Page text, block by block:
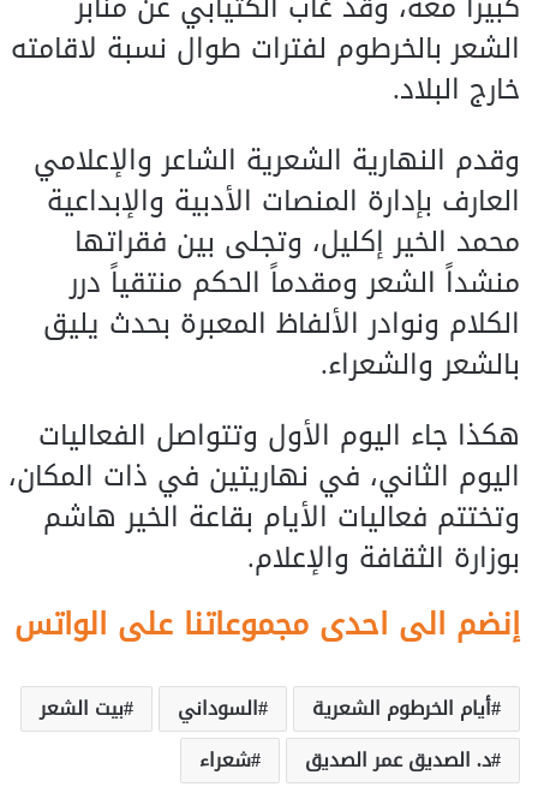
الشعر بالخرطوم لفترات طوال نسبة لاقامته
خارج البلاد.
وقدم النهارية الشعرية الشاعر والإعلامي
العارف بإدارة المنصات الأدبية والإبداعية
محمد الخير إكليل، وتجلى بين فقراتها
منشداً الشعر ومقدماً الحكم منتقياً درر
الكلام ونوادر الألفاظ المعبرة بحدث يليق
بالشعر والشعراء.
هكذا جاء اليوم الأول وتتواصل الفعاليات
اليوم الثاني، في نهاريتين في ذات المكان،
وتختتم فعاليات الأيام بقاعة الخير هاشم
بوزارة الثقافة والإعلام.
إنضم الى احدى مجموعاتنا على الواتس
أيام الخرطوم الشعرية السوداني
بيت الشعر
د. الصديق عمر الصديق
شعراء